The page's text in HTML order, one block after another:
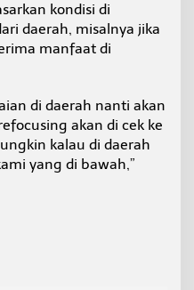
kondisi di
daerah, misalnya jika
manfaat di
di daerah nanti akan
akan di cek ke
kalau di daerah
yang di bawah,”